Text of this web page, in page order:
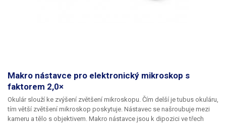
Makro nástavce pro elektronický mikroskop s
faktorem 2,0×
Okulár slouží ke zvýšení zvětšení mikroskopu. Čím delší je tubus okuláru,
tím větší zvětšení mikroskop poskytuje. Nástavec se našroubuje mezi
kameru a tělo s objektivem. Makro nástavce jsou k dipozici ve třech